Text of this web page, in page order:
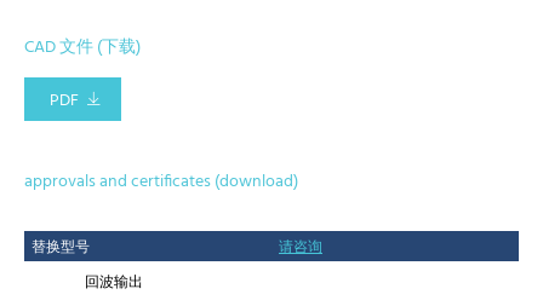
CAD 文件 (下载)
PDF
approvals and certificates (download)
替换型号
请咨询
回波输出